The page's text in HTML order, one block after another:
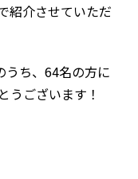
紹介させていただ
うち、64名の方に
うございます！